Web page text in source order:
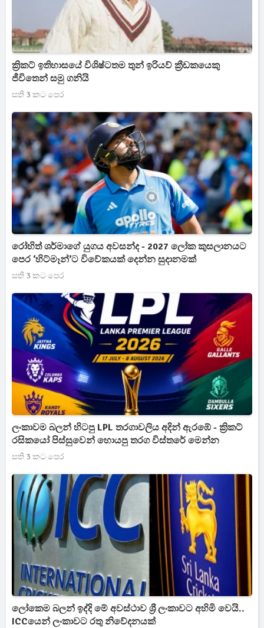
ක්‍රිකට් ඉතිහාසයේ විශිෂ්ටතම තුන් ඉරියව් ක්‍රීඩකයෙකු
ජීවිතෙන් සමු ගනියි
සති 3 කට පෙර
රෝහිත් ශර්මාගේ යුගය අවසන්ද - 2027 ලෝක කුසලානයට
පෙර ‘හිට්මෑන්’ට විවේකයක් දෙන්න සුදානමක්
සති 3 කට පෙර
ලංකාවම බලන් හිටපු LPL තරගාවලිය අදින් ඇරඹේ - ක්‍රිකට්
රසිකයෝ පිස්සුවෙන් හොයපු තරග විස්තරේ මෙන්න
සති 3 කට පෙර
ලෝකෙම බලන් ඉද්දි මේ අවස්ථාව ශ්‍රී ලංකාවට අහිමි වෙයි..
ICCයෙන් ලංකාවට රතු නිවේදනයක්